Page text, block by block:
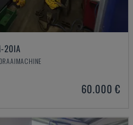
20IA
60.000 €